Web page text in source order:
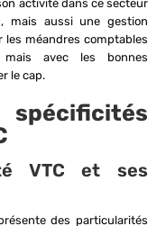
activité dans ce secteur
mais aussi une gestion
les méandres comptables
avec les bonnes
le cap.
VTC et ses
des particularités